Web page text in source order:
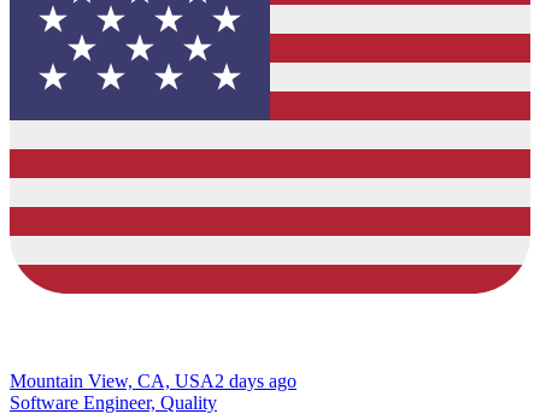
Mountain View, CA, USA2 days ago
Software Engineer, Quality